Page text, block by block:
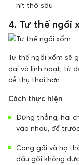
hít thở sâu
4. Tư thế ngồi
Tư thế ngồi xổm sẽ
dai và linh hoạt, từ
dễ thụ thai hơn.
Cách thực hiện
Đứng thẳng, hai
vào nhau, để
Cong gối và hạ
đầu gối không